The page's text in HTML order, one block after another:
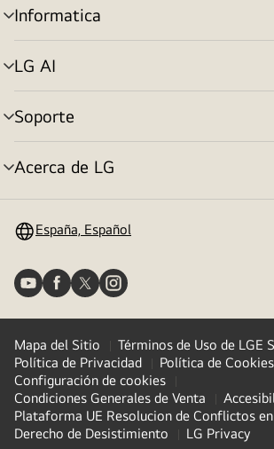
Informatica
Alternar
menú
LG AI
Alternar
menú
Soporte
Alternar
menú
Acerca de LG
Alternar
España, Español
Mapa del Sitio
Términos de Uso de LGE
Política de Privacidad
Política de Cookies
Configuración de cookies
Condiciones Generales de Venta
Plataforma UE Resolucion de Conflictos
Derecho de Desistimiento
LG Privacy